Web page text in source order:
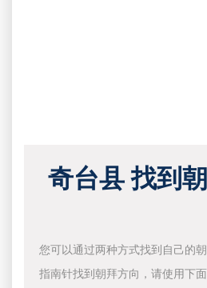
奇台县 找到
您可以通过两种方式找到自己的
指南针找到朝拜方向，请使用下